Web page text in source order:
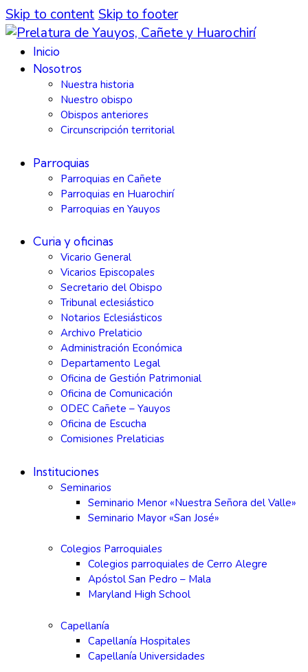
Skip to content Skip to footer
Inicio
Nosotros
Nuestra historia
Nuestro obispo
Obispos anteriores
Circunscripción territorial
Parroquias
Parroquias en Cañete
Parroquias en Huarochirí
Parroquias en Yauyos
Curia y oficinas
Vicario General
Vicarios Episcopales
Secretario del Obispo
Tribunal eclesiástico
Notarios Eclesiásticos
Archivo Prelaticio
Administración Económica
Departamento Legal
Oficina de Gestión Patrimonial
Oficina de Comunicación
ODEC Cañete – Yauyos
Oficina de Escucha
Comisiones Prelaticias
Instituciones
Seminarios
Seminario Menor «Nuestra Señora del Valle»
Seminario Mayor «San José»
Colegios Parroquiales
Colegios parroquiales de Cerro Alegre
Apóstol San Pedro – Mala
Maryland High School
Capellanía
Capellanía Hospitales
Capellanía Universidades